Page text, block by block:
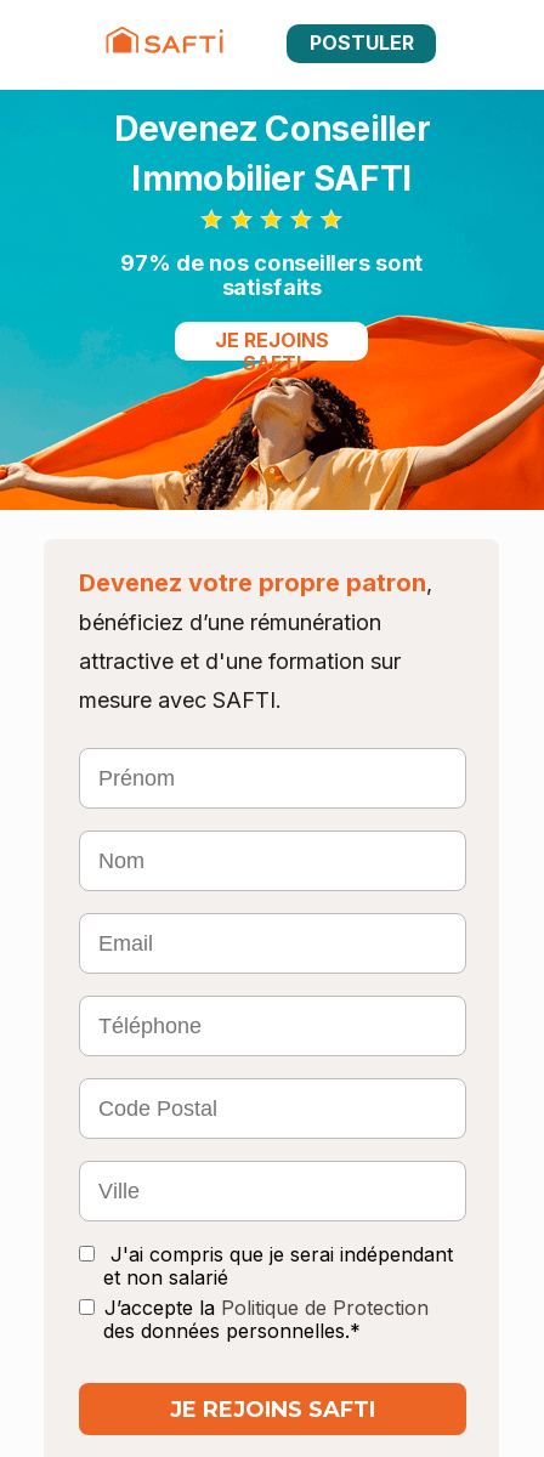
J'ai compris que je serai indépendant
et non salarié
J’accepte la Politique de Protection
des données personnelles.*
JE REJOINS SAFTI
Devenez votre propre patron,
bénéficiez d’une rémunération
attractive et d'une formation sur
mesure avec SAFTI.
Devenez Conseiller
Immobilier SAFTI
97% de nos conseillers sont
satisfaits
JE REJOINS
SAFTI
POSTULER